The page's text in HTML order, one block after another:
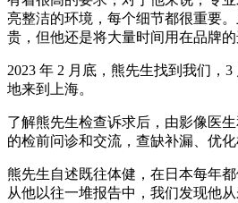
亮整洁的环境，每个细节都很重要
贵，但他还是将大量时间用在品牌的
2023 年 2 月底，熊先生找到我们，
地来到上海。
了解熊先生检查诉求后，由影像医
的检前问诊和交流，查缺补漏、优化
熊先生自述既往体健，在日本每年
从他以往一堆报告中，我们发现他